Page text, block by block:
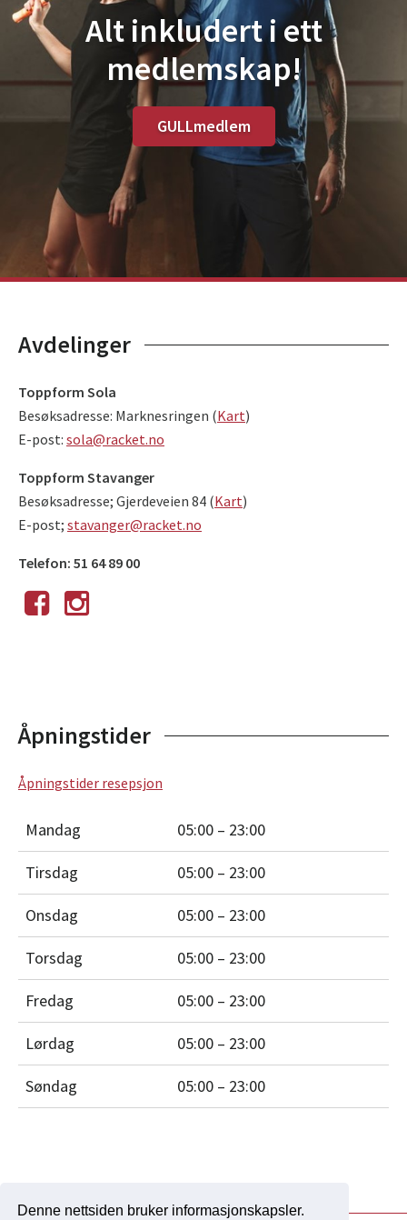
Denne nettsiden bruker informasjonskapsler.
Alt inkludert i ett
medlemskap!
GULLmedlem
Avdelinger
Toppform Sola
Besøksadresse: Marknesringen (Kart)
E-post: sola@racket.no
Toppform Stavanger
Besøksadresse; Gjerdeveien 84 (Kart)
E-post; stavanger@racket.no
Telefon: 51 64 89 00
Åpningstider
Åpningstider resepsjon
Mandag 05:00 – 23:00
Tirsdag 05:00 – 23:00
Onsdag 05:00 – 23:00
Torsdag 05:00 – 23:00
Fredag 05:00 – 23:00
Lørdag 05:00 – 23:00
Søndag 05:00 – 23:00